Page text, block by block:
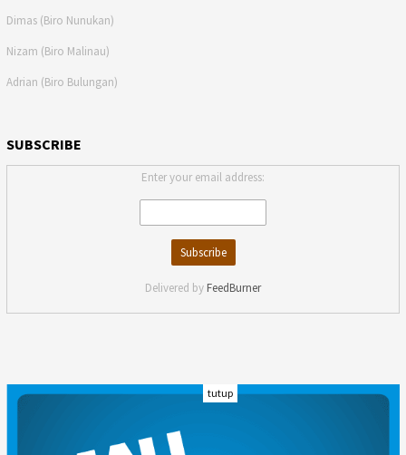
Dimas (Biro Nunukan)
Nizam (Biro Malinau)
Adrian (Biro Bulungan)
SUBSCRIBE
Enter your email address:
Delivered by FeedBurner
INDEKS
tutup